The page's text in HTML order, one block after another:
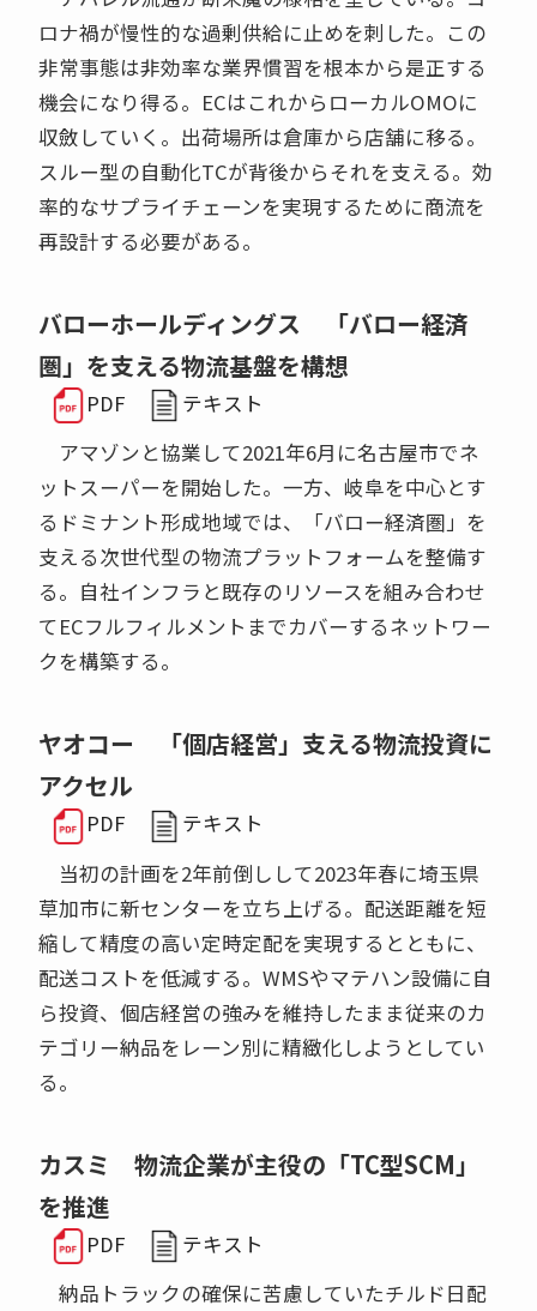
ロナ禍が慢性的な過剰供給に止めを刺した。この
非常事態は非効率な業界慣習を根本から是正する
機会になり得る。ECはこれからローカルOMOに
収斂していく。出荷場所は倉庫から店舗に移る。
スルー型の自動化TCが背後からそれを支える。効
率的なサプライチェーンを実現するために商流を
再設計する必要がある。
バローホールディングス 「バロー経済
圏」を支える物流基盤を構想
PDF
テキスト
アマゾンと協業して2021年6月に名古屋市でネ
ットスーパーを開始した。一方、岐阜を中心とす
るドミナント形成地域では、「バロー経済圏」を
支える次世代型の物流プラットフォームを整備す
る。自社インフラと既存のリソースを組み合わせ
てECフルフィルメントまでカバーするネットワー
クを構築する。
ヤオコー 「個店経営」支える物流投資に
アクセル
PDF
テキスト
当初の計画を2年前倒しして2023年春に埼玉県
草加市に新センターを立ち上げる。配送距離を短
縮して精度の高い定時定配を実現するとともに、
配送コストを低減する。WMSやマテハン設備に自
ら投資、個店経営の強みを維持したまま従来のカ
テゴリー納品をレーン別に精緻化しようとしてい
る。
カスミ 物流企業が主役の「TC型SCM」
を推進
PDF
テキスト
納品トラックの確保に苦慮していたチルド日配